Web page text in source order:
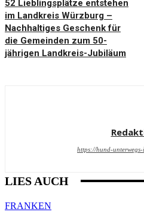
52 Lieblingsplätze entstehen
im Landkreis Würzburg –
Nachhaltiges Geschenk für
die Gemeinden zum 50-
jährigen Landkreis-Jubiläum
https://hund-
LIES AUCH
FRANKEN